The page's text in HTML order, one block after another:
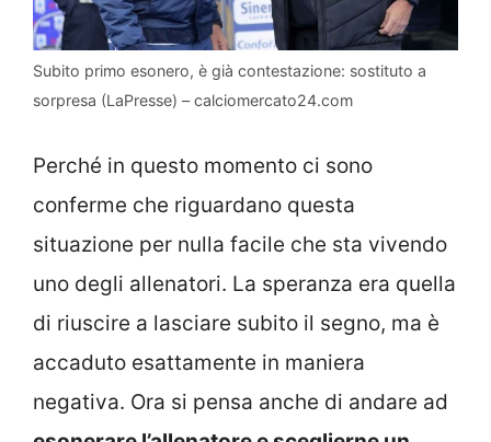
Subito primo esonero, è già contestazione: sostituto a
sorpresa (LaPresse) – calciomercato24.com
Perché in questo momento ci sono
conferme che riguardano questa
situazione per nulla facile che sta vivendo
uno degli allenatori. La speranza era quella
di riuscire a lasciare subito il segno, ma è
accaduto esattamente in maniera
negativa. Ora si pensa anche di andare ad